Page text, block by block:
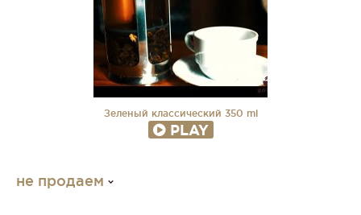
Зеленый классический 350 ml
PLAY
не продаем